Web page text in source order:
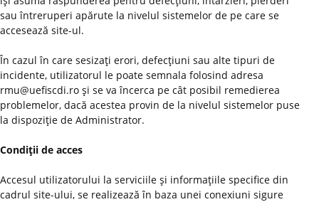
sau întreruperi apărute la nivelul sistemelor de pe care se
accesează site-ul.
În cazul în care sesizaţi erori, defecţiuni sau alte tipuri de
incidente, utilizatorul le poate semnala folosind adresa
rmu@uefiscdi.ro şi se va încerca pe cât posibil remedierea
problemelor, dacă acestea provin de la nivelul sistemelor puse
la dispoziţie de Administrator.
Condiţii de acces
Accesul utilizatorului la serviciile şi informaţiile specifice din
cadrul site-ului, se realizează în baza unei conexiuni sigure